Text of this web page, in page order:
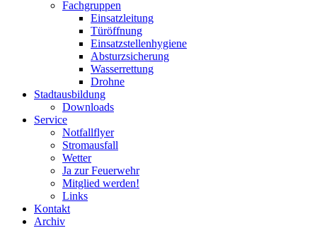
Fachgruppen
Einsatzleitung
Türöffnung
Einsatzstellenhygiene
Absturzsicherung
Wasserrettung
Drohne
Stadtausbildung
Downloads
Service
Notfallflyer
Stromausfall
Wetter
Ja zur Feuerwehr
Mitglied werden!
Links
Kontakt
Archiv